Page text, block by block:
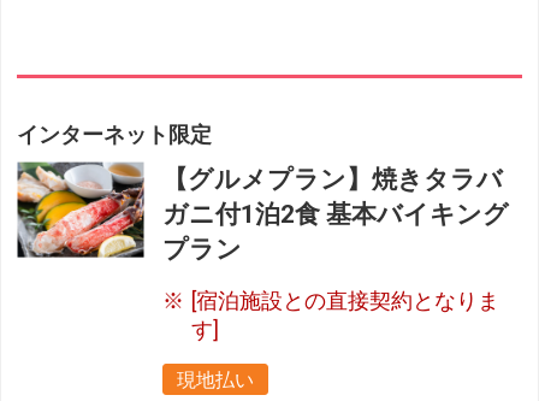
インターネット限定
【グルメプラン】焼きタラバ
ガニ付1泊2食 基本バイキング
プラン
[宿泊施設との直接契約となりま
す]
現地払い